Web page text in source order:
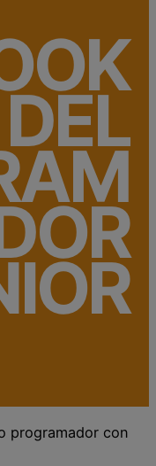
DEL
programador con